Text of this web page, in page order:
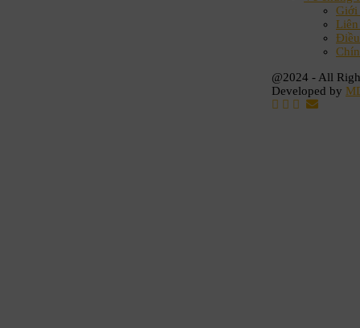
Giới
@2024 - All
Developed by